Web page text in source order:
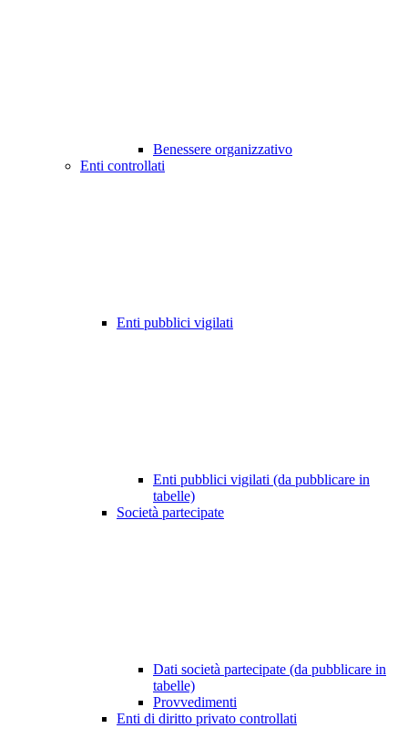
Benessere organizzativo
Enti controllati
Enti pubblici vigilati
Enti pubblici vigilati (da pubblicare in
tabelle)
Società partecipate
Dati società partecipate (da pubblicare in
tabelle)
Provvedimenti
Enti di diritto privato controllati